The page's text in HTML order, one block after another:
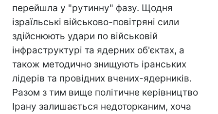
перейшла у "рутинну" фазу. Щодня
ізраїльські військово-повітряні сили
здійснюють удари по військовій
інфраструктурі та ядерних об'єктах, а
також методично знищують іранських
лідерів та провідних вчених-ядерників.
Разом з тим вище політичне керівництво
Ірану залишається недоторканим, хоча